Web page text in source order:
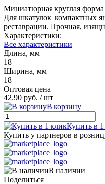
Миниатюрная круглая
Для шкатулок, компактных
реставрации. Прочная,
Характеристики:
Все характеристики
Длина, мм
18
Ширина, мм
18
Оптовая цена
42.90 руб. / шт
В корзину
Купить в
Купить у партнеров в
В наличии
Поделиться